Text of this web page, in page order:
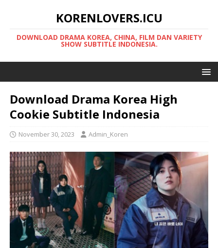
KORENLOVERS.ICU
DOWNLOAD DRAMA KOREA, CHINA, FILM DAN VARIETY
SHOW SUBTITLE INDONESIA.
Download Drama Korea High
Cookie Subtitle Indonesia
November 30, 2023 Admin_Koren